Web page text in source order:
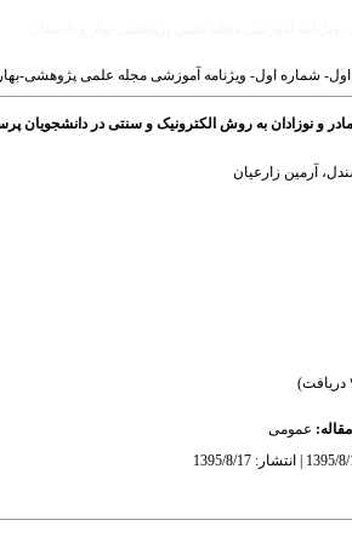
و نوزادان به روش الکترونیک و سنتی در دانشجویان
، آرمین زارعیان
عمومى